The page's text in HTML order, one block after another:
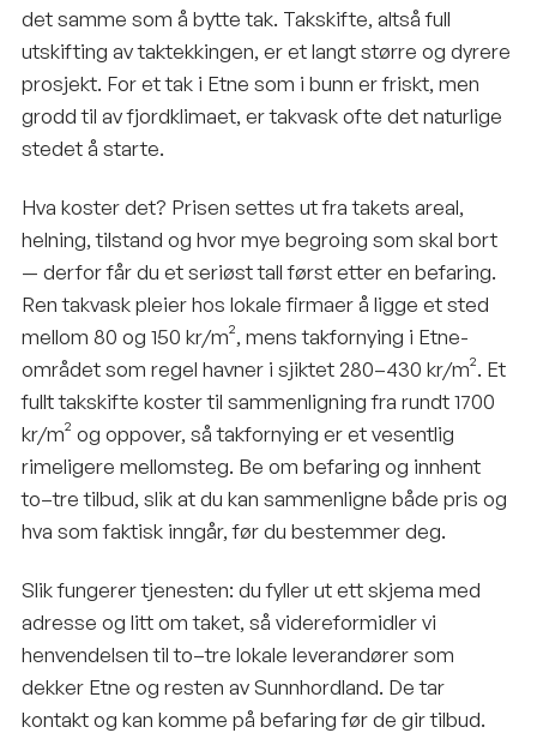
det samme som å bytte tak. Takskifte, altså full
utskifting av taktekkingen, er et langt større og dyrere
prosjekt. For et tak i Etne som i bunn er friskt, men
grodd til av fjordklimaet, er takvask ofte det naturlige
stedet å starte.
Hva koster det? Prisen settes ut fra takets areal,
helning, tilstand og hvor mye begroing som skal bort
— derfor får du et seriøst tall først etter en befaring.
Ren takvask pleier hos lokale firmaer å ligge et sted
mellom 80 og 150 kr/m², mens takfornying i Etne-
området som regel havner i sjiktet 280–430 kr/m². Et
fullt takskifte koster til sammenligning fra rundt 1700
kr/m² og oppover, så takfornying er et vesentlig
rimeligere mellomsteg. Be om befaring og innhent
to–tre tilbud, slik at du kan sammenligne både pris og
hva som faktisk inngår, før du bestemmer deg.
Slik fungerer tjenesten: du fyller ut ett skjema med
adresse og litt om taket, så videreformidler vi
henvendelsen til to–tre lokale leverandører som
dekker Etne og resten av Sunnhordland. De tar
kontakt og kan komme på befaring før de gir tilbud.